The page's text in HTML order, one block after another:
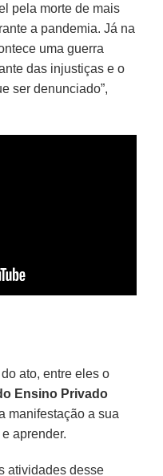
pela morte de mais
a pandemia. Já na
uma guerra
das injustiças e o
ser denunciado”,
ato, entre eles o
Ensino Privado
manifestação a sua
aprender.
atividades desse